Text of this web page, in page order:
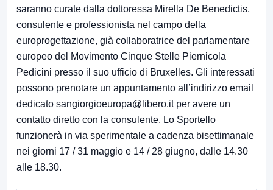
saranno curate dalla dottoressa Mirella De Benedictis,
consulente e professionista nel campo della
europrogettazione, già collaboratrice del parlamentare
europeo del Movimento Cinque Stelle Piernicola
Pedicini presso il suo ufficio di Bruxelles. Gli interessati
possono prenotare un appuntamento all’indirizzo email
dedicato sangiorgioeuropa@libero.it per avere un
contatto diretto con la consulente. Lo Sportello
funzionerà in via sperimentale a cadenza bisettimanale
nei giorni 17 / 31 maggio e 14 / 28 giugno, dalle 14.30
alle 18.30.